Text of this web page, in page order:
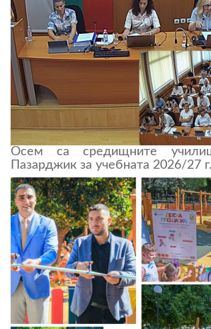
Осем са средищните
Пазарджик за учебната 2026/27 г.